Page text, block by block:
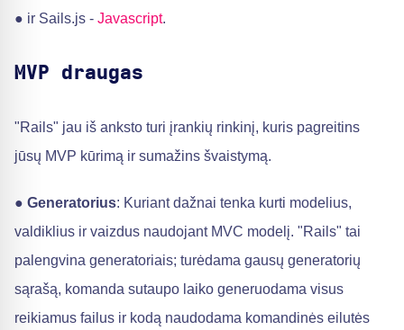
● ir Sails.js - Javascript.
MVP draugas
"Rails" jau iš anksto turi įrankių rinkinį, kuris pagreitins
jūsų MVP kūrimą ir sumažins švaistymą.
● Generatorius: Kuriant dažnai tenka kurti modelius,
valdiklius ir vaizdus naudojant MVC modelį. "Rails" tai
palengvina generatoriais; turėdama gausų generatorių
sąrašą, komanda sutaupo laiko generuodama visus
reikiamus failus ir kodą naudodama komandinės eilutės